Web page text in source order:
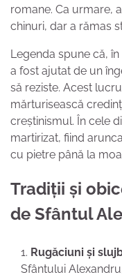
romane. Ca urmare,
chinuri, dar a rămas
Legenda spune că,
a fost ajutat de un
să reziste. Acest
mărturisească
creștinismul. În cele
martirizat, fiind
cu pietre până la
Tradiții și
de Sfântul
Rugăciuni și
Sfântului